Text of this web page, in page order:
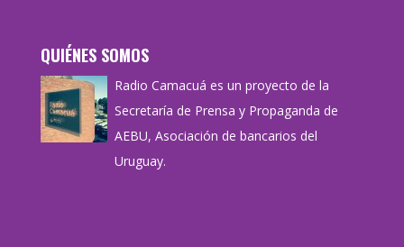
QUIÉNES SOMOS
Radio Camacuá es un proyecto de la
Secretaría de Prensa y Propaganda de
AEBU, Asociación de bancarios del
Uruguay.